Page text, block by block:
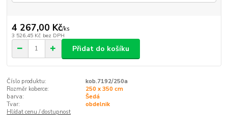
4 267,00 Kč/ks
3 526,45 Kč bez DPH
Přidat do košíku
Číslo produktu:
kob.7192/250a
Rozměr koberce:
250 x 350 cm
barva:
Šedá
Tvar:
obdelnik
Hlídat cenu / dostupnost